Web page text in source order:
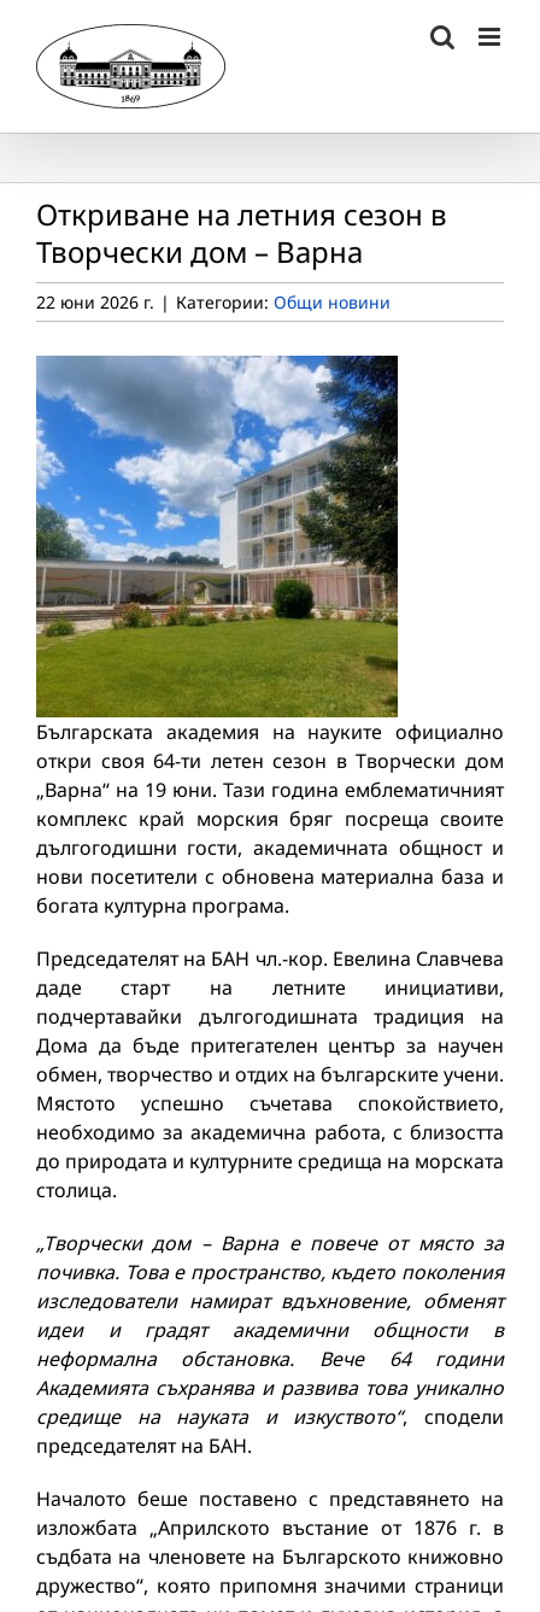
content
Откриване на летния сезон в
Творчески дом – Варна
22 юни 2026 г. | Категории: Общи новини
Българската академия на науките официално
откри своя 64-ти летен сезон в Творчески дом
„Варна“ на 19 юни. Тази година емблематичният
комплекс край морския бряг посреща своите
дългогодишни гости, академичната общност и
нови посетители с обновена материална база и
богата културна програма.
Председателят на БАН чл.-кор. Евелина Славчева
даде старт на летните инициативи,
подчертавайки дългогодишната традиция на
Дома да бъде притегателен център за научен
обмен, творчество и отдих на българските учени.
Мястото успешно съчетава спокойствието,
необходимо за академична работа, с близостта
до природата и културните средища на морската
столица.
„Творчески дом – Варна е повече от място за
почивка. Това е пространство, където поколения
изследователи намират вдъхновение, обменят
идеи и градят академични общности в
неформална обстановка. Вече 64 години
Академията съхранява и развива това уникално
средище на науката и изкуството“, сподели
председателят на БАН.
Началото беше поставено с представянето на
изложбата „Априлското въстание от 1876 г. в
съдбата на членовете на Българското книжовно
дружество“, която припомня значими страници